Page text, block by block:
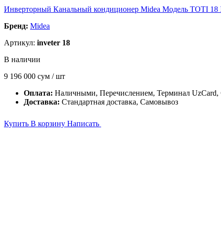
Инверторный Канальный кондиционер Midea Модель TOTI 18
Бренд: Midea
Артикул: inveter 18
В наличии
9 196 000 сум / шт
Оплата: Наличными, Перечислением, Терминал UzCard,
Доставка: Стандартная доставка, Самовывоз
Купить В корзину Написать